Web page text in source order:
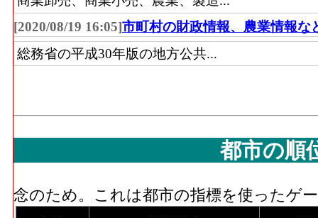
[2020/08/19 16:05]市町村の財政情報、農業情報な
総務省の平成30年版の地方公共...
都市の順
念のため。これは都市の指標を使ったゲ